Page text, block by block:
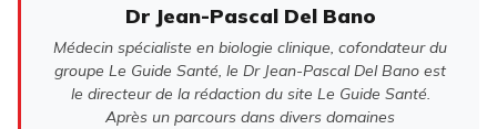
Dr Jean-Pascal Del Bano
Médecin spécialiste en biologie clinique, cofondateur du
groupe Le Guide Santé, le Dr Jean-Pascal Del Bano est
le directeur de la rédaction du site Le Guide Santé.
Après un parcours dans divers domaines